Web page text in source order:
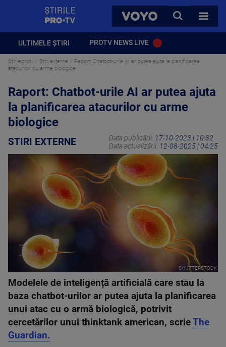
VOYO
CAUTA
TOATE
ULTIMELE ȘTIRI PROTV NEWS LIVE
Stirileprotv Stiri externe
Raport: Chatbot-urile AI ar putea ajuta la planificarea
atacurilor cu arme biologice
Raport: Chatbot-urile AI ar putea ajuta
la planificarea atacurilor cu arme
biologice
STIRI EXTERNE Data publicării: 17-10-2023 | 10:32
Data actualizării: 12-08-2025 | 04:25
SHUTTERSTOCK
Modelele de inteligență artificială care stau la
baza chatbot-urilor ar putea ajuta la planificarea
unui atac cu o armă biologică, potrivit
cercetărilor unui thinktank american, scrieThe
Guardian.